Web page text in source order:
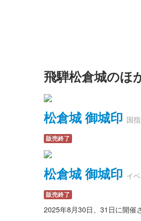
飛騨松倉城のほ
松倉城 御城印 国
販売終了
松倉城 御城印 イ
販売終了
2025年8月30日、31日に開催